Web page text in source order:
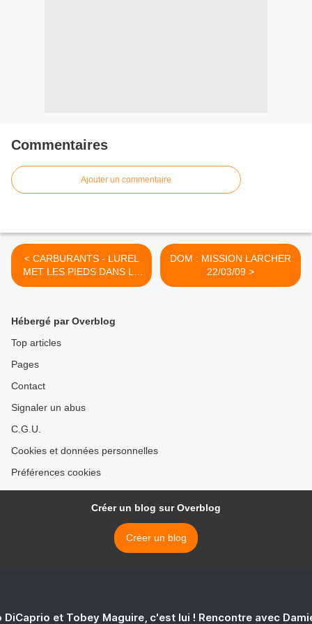
Commentaires
Ajouter un commentaire
< CARBURANTS - LUREL
MET LES PIEDS DANS LE
PLAT 21/03/09
DOM : MISSION LARCHER
22/03/09 >
Hébergé par Overblog
Top articles
Pages
Contact
Signaler un abus
C.G.U.
Cookies et données personnelles
Préférences cookies
Créer un blog sur Overblog
Créer un blog
DiCaprio et Tobey Maguire, c'est lui ! Rencontre avec